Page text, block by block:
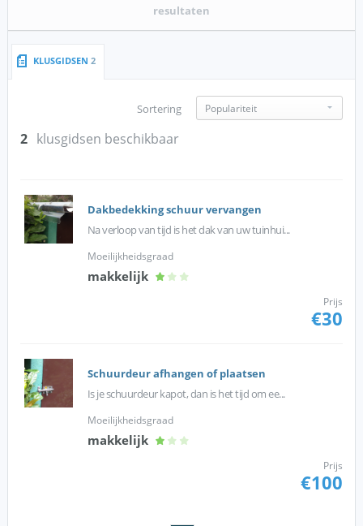
resultaten
KLUSGIDSEN 2
Sortering
2 klusgidsen beschikbaar
Dakbedekking schuur vervangen
Na verloop van tijd is het dak van uw tuinhui...
Moeilijkheidsgraad
makkelijk
Prijs
€30
Schuurdeur afhangen of plaatsen
Is je schuurdeur kapot, dan is het tijd om ee...
Moeilijkheidsgraad
makkelijk
Prijs
€100